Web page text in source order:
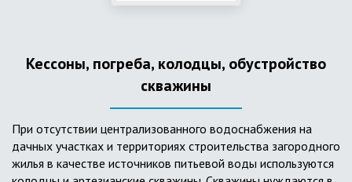
переливными трубами, в которых происходят процессы
септики требуют периодической очистки ассенизаторской
Кессоны, погреба, колодцы, обустройство
скважины
При отсутствии централизованного водоснабжения на
дачных участках и территориях строительства загородного
жилья в качестве источников питьевой воды используются